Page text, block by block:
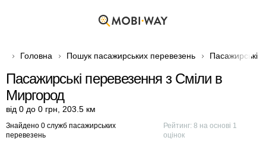
Головна Пошук пасажирських перевезень Пасажирські
Пасажирські перевезення з Сміли в
Миргород
від 0 до 0 грн 203.5 км
Знайдено 0 служб пасажирських
перевезень
Рейтинг:8 на основі 1
оцінок